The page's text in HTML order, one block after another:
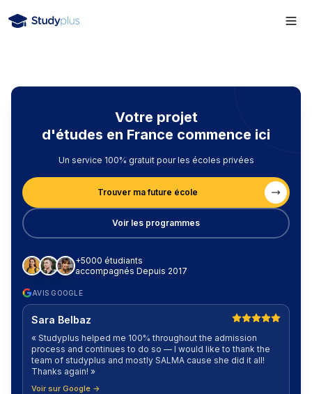
Votre projet
d'études en France commence ici
Un service 100% gratuit pour les écoles privées
Trouver ma future école
Voir les programmes
+5000 étudiants
accompagnés Depuis 2017
AVIS GOOGLE
Sara Belbaz
« Studyplus helped me 100% throughout the admission
process and continues to do so — I would like to thank the
team of studyplus and mostly SALMA cause she did it all!
Thanks again! »
Voir sur Google →